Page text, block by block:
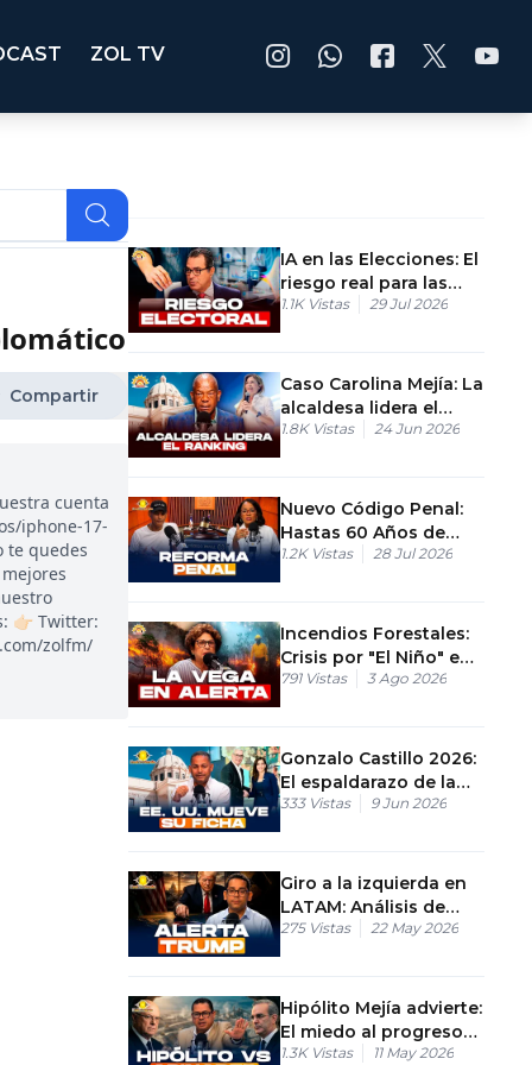
ZOL TV
Compartir
cuenta
iphone-17-
te quedes
Twitter:
zolfm/
IA en las Elecciones: El
riesgo real para las
votaciones
1.1K Vistas 29 Jul 2026
Caso Carolina Mejía: La
alcaldesa lidera el
ranking de valoración
1.8K Vistas 24 Jun 2026
Nuevo Código Penal:
Hastas 60 Años de
Cárcel y Delitos
1.2K Vistas 28 Jul 2026
Incendios Forestales:
Crisis por "El Niño" en
República Dominicana
791 Vistas 3 Ago 2026
Gonzalo Castillo 2026:
El espaldarazo de la
embajada
333 Vistas 9 Jun 2026
Giro a la izquierda en
LATAM: Análisis de
México, Colombia y
275 Vistas 22 May 2026
Hipólito Mejía advierte:
El miedo al progreso
está deteniendo la
1.3K Vistas 11 May 2026